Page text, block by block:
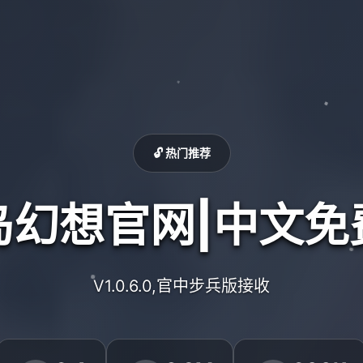
🔓 热门推荐
幻想官网|中文免
V1.0.6.0,官中步兵版接收